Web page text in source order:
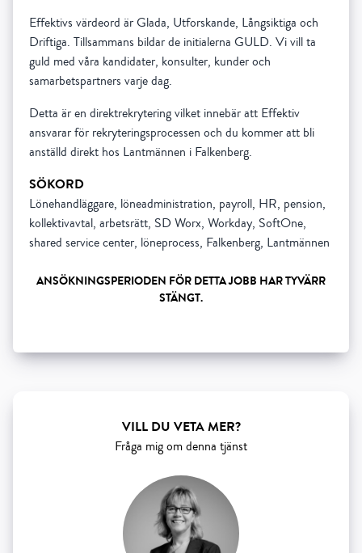
VILL DU VETA MER?
Fråga mig om denna tjänst
Effektivs värdeord är Glada, Utforskande, Långsiktiga och
Driftiga. Tillsammans bildar de initialerna GULD. Vi vill ta
guld med våra kandidater, konsulter, kunder och
samarbetspartners varje dag.
Detta är en direktrekrytering vilket innebär att Effektiv
ansvarar för rekryteringsprocessen och du kommer att bli
anställd direkt hos Lantmännen i Falkenberg.
SÖKORD
Lönehandläggare, löneadministration, payroll, HR, pension,
kollektivavtal, arbetsrätt, SD Worx, Workday, SoftOne,
shared service center, löneprocess, Falkenberg, Lantmännen
ANSÖKNINGSPERIODEN FÖR DETTA JOBB HAR TYVÄRR
STÄNGT.